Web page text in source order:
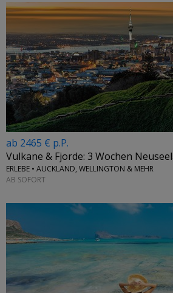
ab 2465 € p.P.
Vulkane & Fjorde: 3 Wochen
ERLEBE • AUCKLAND, WELLINGTON & MEHR
AB SOFORT